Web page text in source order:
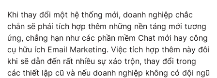
Khi thay đổi một hệ thống mới, doanh nghiệp chắc
chắn sẽ phải tích hợp thêm những nền tảng mới tương
ứng, chẳng hạn như các phần mềm Chat mới hay công
cụ hữu ích Email Marketing. Việc tích hợp thêm này đôi
khi sẽ dẫn đến rất nhiều sự xáo trộn, thay đổi trong
các thiết lập cũ và nếu doanh nghiệp không có đội ngũ